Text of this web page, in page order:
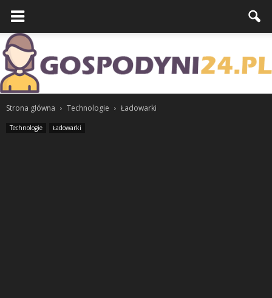
Strona główna Technologie Ładowarki
Technologie Ładowarki